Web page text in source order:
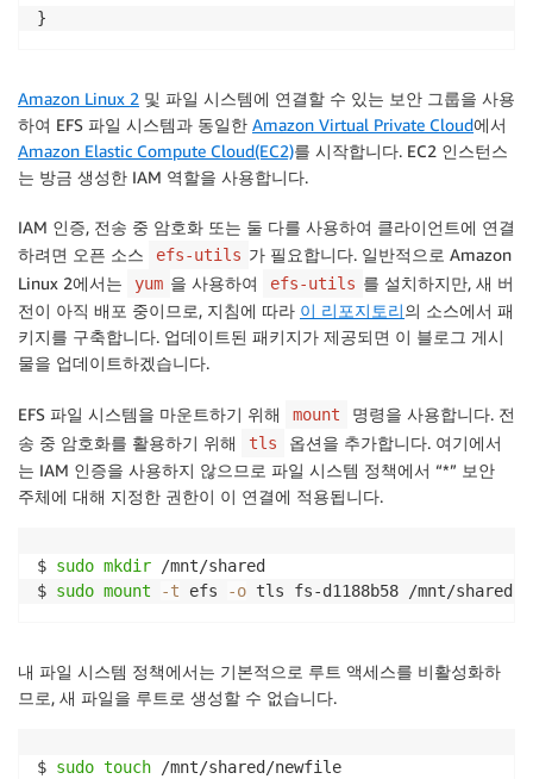
}
Amazon Linux 2 및 파일 시스템에 연결할 수 있는 보안 그룹을 사용
하여 EFS 파일 시스템과 동일한 Amazon Virtual Private Cloud에서
Amazon Elastic Compute Cloud(EC2)를 시작합니다. EC2 인스턴스
는 방금 생성한 IAM 역할을 사용합니다.
IAM 인증, 전송 중 암호화 또는 둘 다를 사용하여 클라이언트에 연결
하려면 오픈 소스
efs-utils 가 필요합니다. 일반적으로 Amazon
Linux 2에서는
yum 을 사용하여 efs-utils 를 설치하지만, 새 버
전이 아직 배포 중이므로, 지침에 따라 이 리포지토리의 소스에서 패
키지를 구축합니다. 업데이트된 패키지가 제공되면 이 블로그 게시
물을 업데이트하겠습니다.
EFS 파일 시스템을 마운트하기 위해 mount
명령을 사용합니다. 전
송 중 암호화를 활용하기 위해
tls
옵션을 추가합니다. 여기에서
는 IAM 인증을 사용하지 않으므로 파일 시스템 정책에서 “*” 보안
주체에 대해 지정한 권한이 이 연결에 적용됩니다.
$ sudo mkdir /mnt/shared
$ sudo mount -t efs -o tls fs-d1188b58 /mnt/shared
내 파일 시스템 정책에서는 기본적으로 루트 액세스를 비활성화하
므로, 새 파일을 루트로 생성할 수 없습니다.
$ sudo touch /mnt/shared/newfile